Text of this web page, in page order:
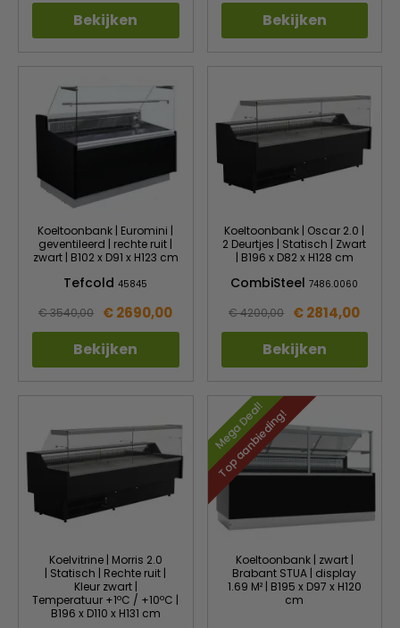
Bekijken Bekijken
Koeltoonbank | Euromini |
geventileerd | rechte ruit |
zwart | B102 x D91 x H123 cm
Tefcold45845
€ 3540,00 € 2690,00
Bekijken
Koeltoonbank | Oscar 2.0 |
2 Deurtjes | Statisch | Zwart
| B196 x D82 x H128 cm
CombiSteel7486.0060
€ 4200,00 € 2814,00
Bekijken
Koelvitrine | Morris 2.0
| Statisch | Rechte ruit |
Kleur zwart |
Temperatuur +1ºC / +10ºC |
B196 x D110 x H131 cm
Mega Deal!
Top aanbieding!
Koeltoonbank | zwart |
Brabant STUA | display
1.69 M² | B195 x D97 x H120
cm